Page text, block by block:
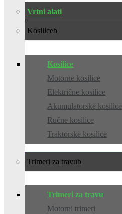
Vrtni alati
Kosilice
Kosilice
Motorne kosilice
Električne kosilice
Akumulatorske kosilice
Ručne kosilice
Traktorske kosilice
Trimeri za travu
Trimeri za travu
Motorni trimeri